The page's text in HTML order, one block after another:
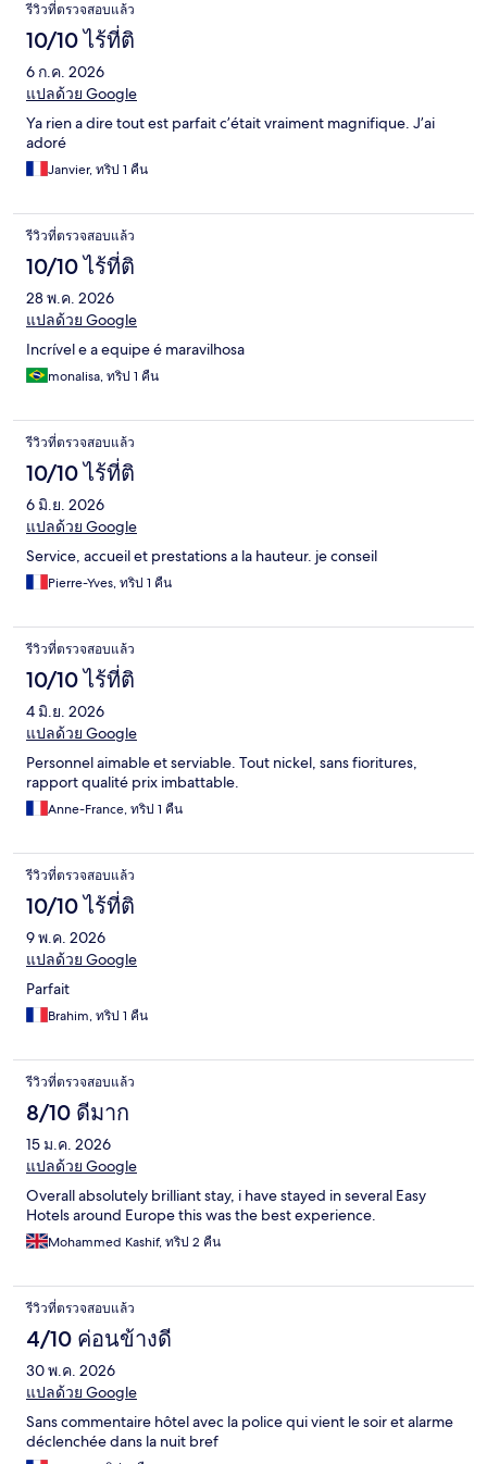
รีวิวที่ตรวจสอบแล้ว
10/10 ไร้ที่ติ
6 ก.ค. 2026
แปลด้วย Google
Ya rien a dire tout est parfait c’était vraiment magnifique. J’ai
adoré
Janvier, ทริป 1 คืน
รีวิวที่ตรวจสอบแล้ว
10/10 ไร้ที่ติ
28 พ.ค. 2026
แปลด้วย Google
Incrível e a equipe é maravilhosa
monalisa, ทริป 1 คืน
รีวิวที่ตรวจสอบแล้ว
10/10 ไร้ที่ติ
6 มิ.ย. 2026
แปลด้วย Google
Service, accueil et prestations a la hauteur. je conseil
Pierre-Yves, ทริป 1 คืน
รีวิวที่ตรวจสอบแล้ว
10/10 ไร้ที่ติ
4 มิ.ย. 2026
แปลด้วย Google
Personnel aimable et serviable. Tout nickel, sans fioritures,
rapport qualité prix imbattable.
Anne-France, ทริป 1 คืน
รีวิวที่ตรวจสอบแล้ว
10/10 ไร้ที่ติ
9 พ.ค. 2026
แปลด้วย Google
Parfait
Brahim, ทริป 1 คืน
รีวิวที่ตรวจสอบแล้ว
8/10 ดีมาก
15 ม.ค. 2026
แปลด้วย Google
Overall absolutely brilliant stay, i have stayed in several Easy
Hotels around Europe this was the best experience.
Mohammed Kashif, ทริป 2 คืน
รีวิวที่ตรวจสอบแล้ว
4/10 ค่อนข้างดี
30 พ.ค. 2026
แปลด้วย Google
Sans commentaire hôtel avec la police qui vient le soir et alarme
déclenchée dans la nuit bref